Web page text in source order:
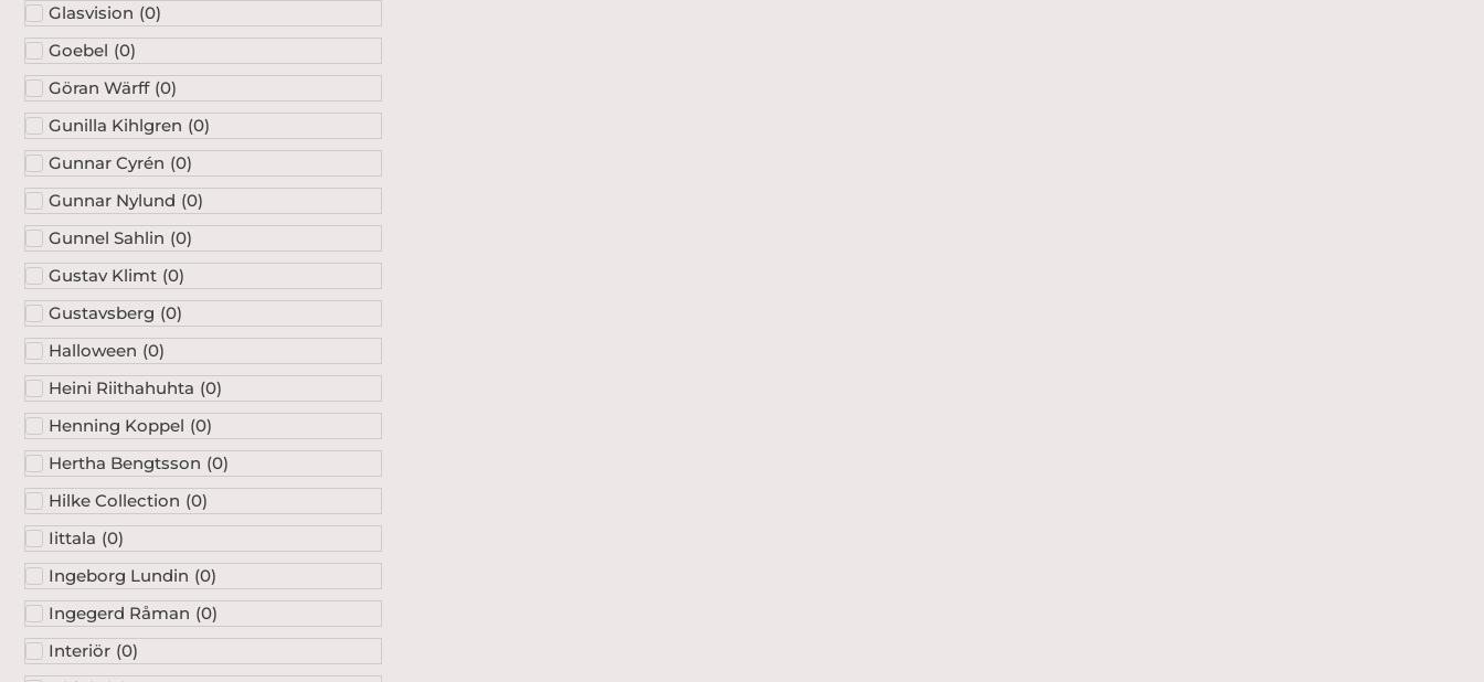
Glasvision (0)
Goebel (0)
Göran Wärff (0)
Gunilla Kihlgren (0)
Gunnar Cyrén (0)
Gunnar Nylund (0)
Gunnel Sahlin (0)
Gustav Klimt (0)
Gustavsberg (0)
Halloween (0)
Heini Riithahuhta (0)
Henning Koppel (0)
Hertha Bengtsson (0)
Hilke Collection (0)
Iittala (0)
Ingeborg Lundin (0)
Ingegerd Råman (0)
Interiör (0)